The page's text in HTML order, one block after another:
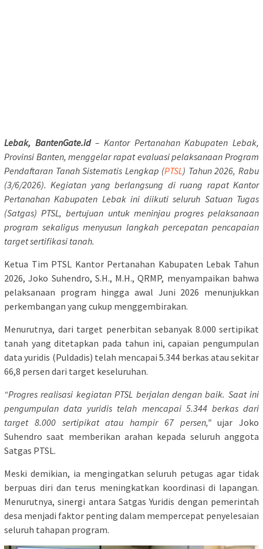
Lebak, BantenGate.id– Kantor Pertanahan Kabupaten Lebak,
Provinsi Banten, menggelar rapat evaluasi pelaksanaan Program
Pendaftaran Tanah Sistematis Lengkap (PTSL ) Tahun 2026, Rabu
(3/6/2026). Kegiatan yang berlangsung di ruang rapat Kantor
Pertanahan Kabupaten Lebak ini diikuti seluruh Satuan Tugas
(Satgas) PTSL, bertujuan untuk meninjau progres pelaksanaan
program sekaligus menyusun langkah percepatan pencapaian
target sertifikasi tanah.
Ketua Tim PTSL Kantor Pertanahan Kabupaten Lebak Tahun
2026, Joko Suhendro, S.H., M.H., QRMP, menyampaikan bahwa
pelaksanaan program hingga awal Juni 2026 menunjukkan
perkembangan yang cukup menggembirakan.
Menurutnya, dari target penerbitan sebanyak 8.000 sertipikat
tanah yang ditetapkan pada tahun ini, capaian pengumpulan
data yuridis (Puldadis) telah mencapai 5.344 berkas atau sekitar
66,8 persen dari target keseluruhan.
“Progres realisasi kegiatan PTSL berjalan dengan baik. Saat ini
pengumpulan data yuridis telah mencapai 5.344 berkas dari
target 8.000 sertipikat atau hampir 67 persen,”ujar Joko
Suhendro saat memberikan arahan kepada seluruh anggota
Satgas PTSL.
Meski demikian, ia mengingatkan seluruh petugas agar tidak
berpuas diri dan terus meningkatkan koordinasi di lapangan.
Menurutnya, sinergi antara Satgas Yuridis dengan pemerintah
desa menjadi faktor penting dalam mempercepat penyelesaian
seluruh tahapan program.